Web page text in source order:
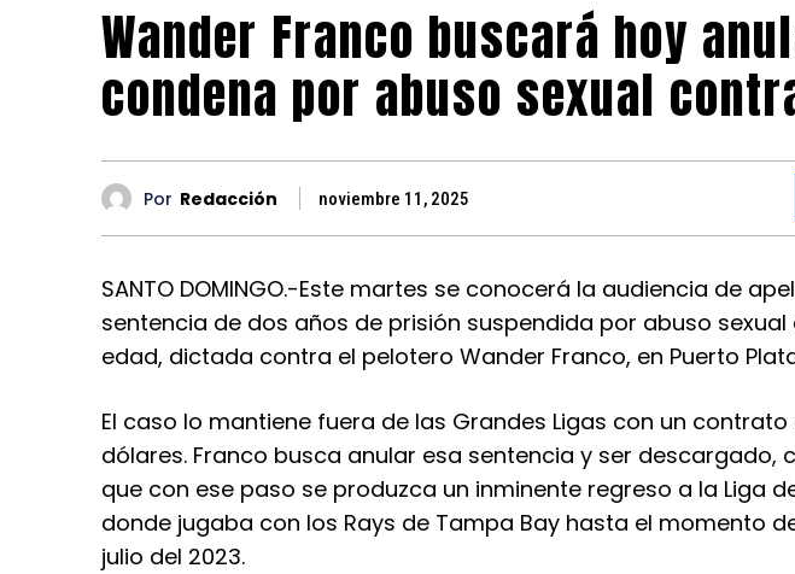
Wander Franco buscará hoy
condena por abuso sexual
Por Redacción noviembre 11, 2025
SANTO DOMINGO.-Este martes se conocerá la audiencia de
sentencia de dos años de prisión suspendida por abuso
edad, dictada contra el pelotero Wander Franco, en Puerto
El caso lo mantiene fuera de las Grandes Ligas con un contrato
dólares. Franco busca anular esa sentencia y ser descargado,
que con ese paso se produzca un inminente regreso a la Liga
donde jugaba con los Rays de Tampa Bay hasta el momento
julio del 2023.